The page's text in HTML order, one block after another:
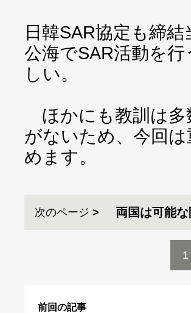
日韓SAR協定も締
公海でSAR活動を
しい。
ほかにも教訓は多
がないため、今回
めます。
次のページ 両国は可能
1
前回の記事